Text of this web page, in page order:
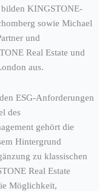
bilden KINGSTONE-
sowie Michael
und
Real Estate und
aus.
ESG-Anforderungen
des
gehört die
Hintergrund
zu klassischen
Real Estate
Möglichkeit,